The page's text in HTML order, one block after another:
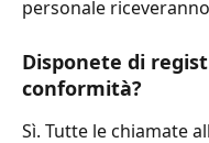
personale
Disponete di
conformità?
Sì. Tutte le chiamate